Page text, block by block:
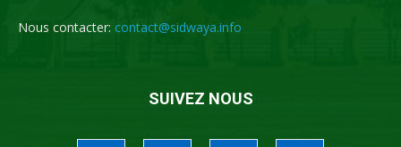
Nous contacter: contact@sidwaya.info
SUIVEZ NOUS